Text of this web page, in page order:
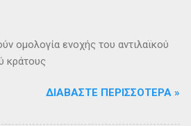
ομολογία ενοχής του αντιλαϊκού
κράτους
ΔΙΑΒΆΣΤΕ ΠΕΡΙΣΣΌΤΕΡΑ »